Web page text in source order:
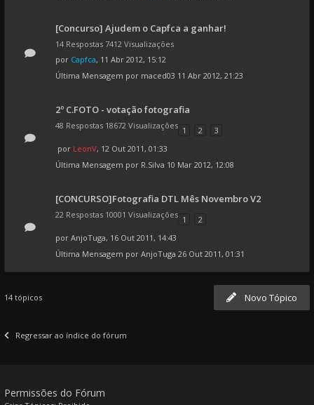
[Concurso] Ajudem o Capfca a ganhar!
14 Respostas 7412 Visualizações
por Capfca, 11 Abr 2012, 15:12
Última Mensagem por maced03 11 Abr 2012, 21:23
2º C.FOTO - votação fotografia
48 Respostas 18672 Visualizações 1 2
3
por LeonV, 12 Out 2011, 01:33
Última Mensagem por R.Silva 10 Mar 2012, 12:08
[CONCURSO]Fotografia DTL Mês Novembro V2
22 Respostas 10001 Visualizações 1
2
por AnjoTuga, 16 Out 2011, 14:43
Última Mensagem por AnjoTuga 26 Out 2011, 01:31
Novo Tópico
14 tópicos
Regressar ao índice do fórum
Permissões do Fórum